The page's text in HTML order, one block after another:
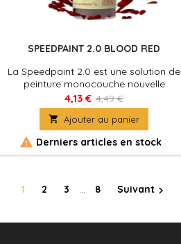
SPEEDPAINT 2.0 BLOOD RED
La Speedpaint 2.0 est une solution de
peinture monocouche nouvelle
formule. Appliquez simplement une
couche de Speedpaint directement sur
votre figurine et le tour est joué ! La
Speedpaint produira à la fois un
ombrage, une couleur intense et un
effet d'éclaircissement en une seule
4,13 € 4,49 €
 Ajouter au panier
 Derniers articles en stock
1 2 3 … 8 Suivant 